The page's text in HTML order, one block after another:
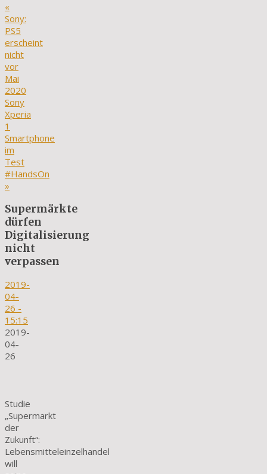
«
Sony:
PS5
erscheint
nicht
vor
Mai
2020
Sony
Xperia
1
Smartphone
im
Test
#HandsOn
»
Supermärkte
dürfen
Digitalisierung
nicht
verpassen
2019-
04-
26 -
15:15
2019-
04-
26
Studie
„Supermarkt
der
Zukunft“:
Lebensmitteleinzelhandel
will